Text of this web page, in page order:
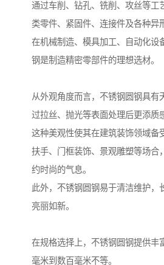
通过车削、钻孔、铣削、攻丝等工
类零件、紧固件、连接件及各种异
在机械制造、模具加工、自动化设
钢是制造精密零部件的理想选材。
从外观角度而言，不锈钢圆钢具有
过拉丝、抛光等表面处理后更添质
这种美观性使其在建筑装饰领域备
扶手、门框装饰、景观雕塑等场合
约时尚的气息。
此外，不锈钢圆钢易于清洁维护，
亮丽如新。
在规格选择上，不锈钢圆钢提供丰
毫米到数百毫米不等。